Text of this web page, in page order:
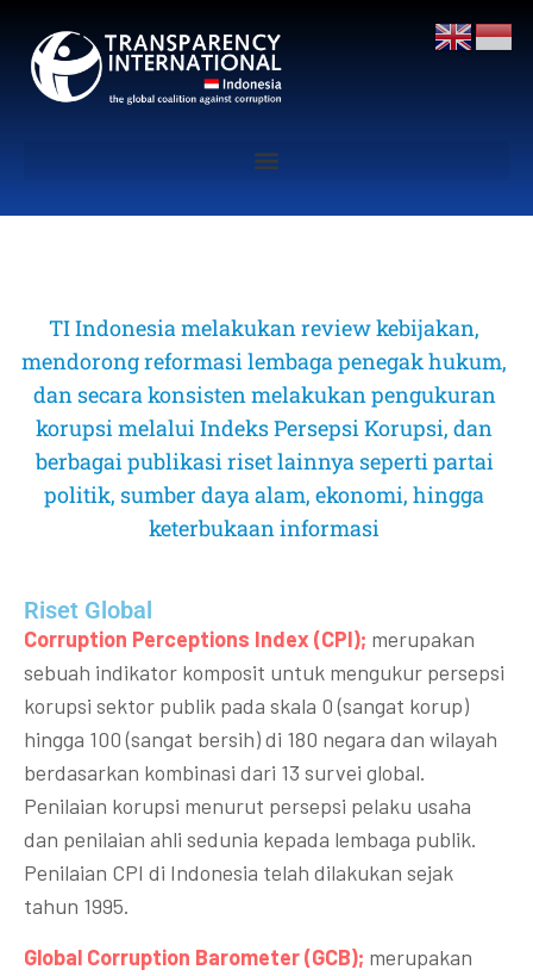
TI Indonesia melakukan review kebijakan,
mendorong reformasi lembaga penegak hukum,
dan secara konsisten melakukan pengukuran
korupsi melalui Indeks Persepsi Korupsi, dan
berbagai publikasi riset lainnya seperti partai
politik, sumber daya alam, ekonomi, hingga
keterbukaan informasi
Riset Global​
Corruption Perceptions Index (CPI); merupakan
sebuah indikator komposit untuk mengukur persepsi
korupsi sektor publik pada skala 0 (sangat korup)
hingga 100 (sangat bersih) di 180 negara dan wilayah
berdasarkan kombinasi dari 13 survei global.
Penilaian korupsi menurut persepsi pelaku usaha
dan penilaian ahli sedunia kepada lembaga publik.
Penilaian CPI di Indonesia telah dilakukan sejak
tahun 1995.
Global Corruption Barometer (GCB); merupakan